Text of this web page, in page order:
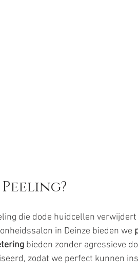
die dode huidcellen verwijdert
in Deinze bieden we
bieden zonder agressieve
zodat we perfect kunnen